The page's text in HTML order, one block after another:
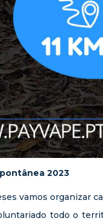
2023
vamos organizar
todo o